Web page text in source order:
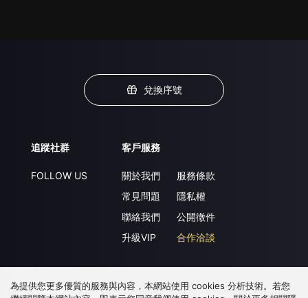
兌換序號
追蹤社群
FOLLOW US
客戶服務
關於我們
常見問題
聯絡我們
升級VIP
服務條款
隱私權
公開徵件
合作洽談
下載 APP
為提供您更多優質的服務與內容，本網站使用 cookies 分析技術。若您